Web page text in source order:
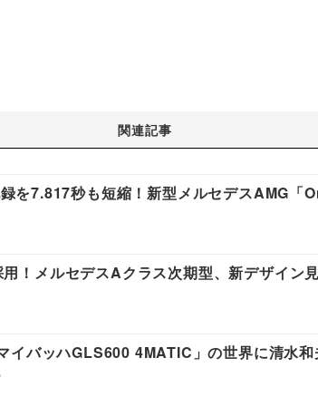
関連記事
を7.817秒も短縮！新型メルセデスAMG「
！メルセデスAクラス次期型、新デザイン
イバッハGLS600 4MATIC」の世界に清水